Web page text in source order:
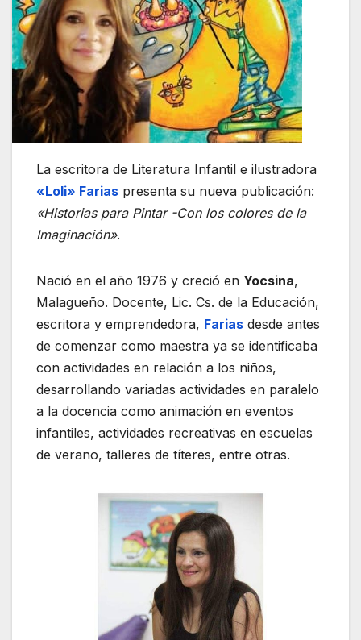
La escritora de Literatura Infantil e ilustradora
«Loli» Farias presenta su nueva publicación:
«Historias para Pintar -Con los colores de la
Imaginación».
Nació en el año 1976 y creció en Yocsina,
Malagueño. Docente, Lic. Cs. de la Educación,
escritora y emprendedora, Farias desde antes
de comenzar como maestra ya se identificaba
con actividades en relación a los niños,
desarrollando variadas actividades en paralelo
a la docencia como animación en eventos
infantiles, actividades recreativas en escuelas
de verano, talleres de títeres, entre otras.